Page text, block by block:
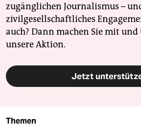
zugänglichen Journalismus –
zivilgesellschaftliches
auch? Dann machen Sie mit
unsere Aktion.
Jetzt
Themen